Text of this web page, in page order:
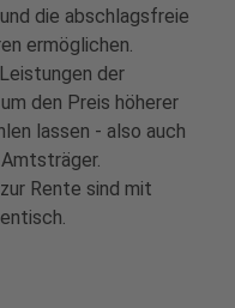
die abschlagsfreie
ermöglichen.
der
den Preis höherer
lassen - also auch
zur Rente sind mit